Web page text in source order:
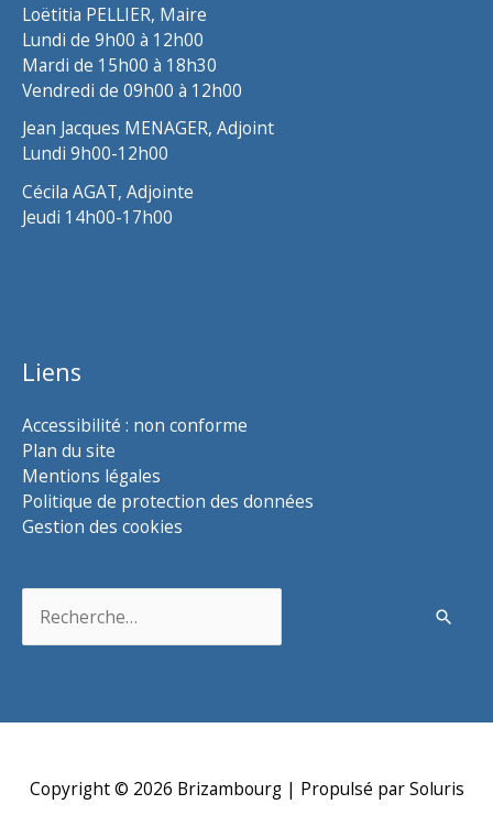
Loëtitia PELLIER, Maire
Lundi de 9h00 à 12h00
Mardi de 15h00 à 18h30
Vendredi de 09h00 à 12h00
Jean Jacques MENAGER, Adjoint
Lundi 9h00-12h00
Cécila AGAT, Adjointe
Jeudi 14h00-17h00
Liens
Accessibilité : non conforme
Plan du site
Mentions légales
Politique de protection des données
Gestion des cookies
Copyright © 2026 Brizambourg| Propulsé par Soluris